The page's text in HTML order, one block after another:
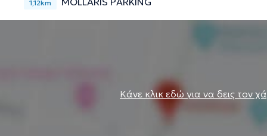
1,12km
Κάνε κλικ εδώ για να δεις τον